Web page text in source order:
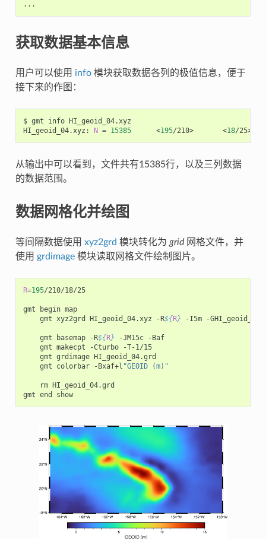
获取数据基本信息
用户可以使用 info模块获取数据各列的极值信息，便于
接下来的作图：
$ gmt info
HI_geoid_04.xyz
HI_geoid_04.xyz:
N = 15385 <195/210> <18/25>
从输出中可以看到，文件共有15385行，以及三列数据
的数据范围。
数据网格化并绘图
等间隔数据使用 xyz2grd 模块转化为 grid网格文件，并
使用 grdimage模块读取网格文件绘制图片。
R=195/210/18/25
gmt begin
map
gmt xyz2grd HI_geoid_04.xyz -R${ R} -I5m -
gmt basemap -R${ R} -JM15c
-Baf
gmt makecpt -Cturbo
-T-1/15
gmt grdimage
gmt
colorbar -Bxaf+l "GEOID (m)"
rm
HI_geoid_04.grd
gmt end show